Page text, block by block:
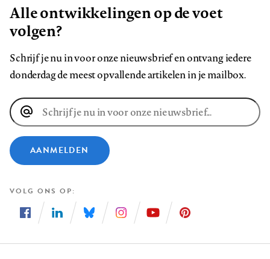
Alle ontwikkelingen op de voet
volgen?
Schrijf je nu in voor onze nieuwsbrief en ontvang iedere
donderdag de meest opvallende artikelen in je mailbox.
E-
mailadres
AANMELDEN
VOLG ONS OP
ons
ons
ons
ons
ons
ons